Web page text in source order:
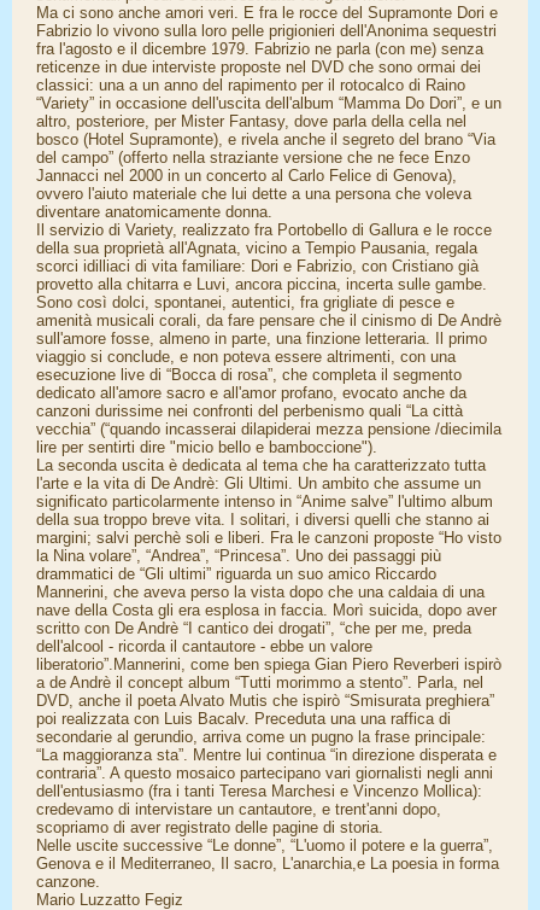
Ma ci sono anche amori veri. E fra le rocce del Supramonte Dori e
Fabrizio lo vivono sulla loro pelle prigionieri dell'Anonima sequestri
fra l'agosto e il dicembre 1979. Fabrizio ne parla (con me) senza
reticenze in due interviste proposte nel DVD che sono ormai dei
classici: una a un anno del rapimento per il rotocalco di Raino
“Variety” in occasione dell'uscita dell'album “Mamma Do Dori”, e un
altro, posteriore, per Mister Fantasy, dove parla della cella nel
bosco (Hotel Supramonte), e rivela anche il segreto del brano “Via
del campo” (offerto nella straziante versione che ne fece Enzo
Jannacci nel 2000 in un concerto al Carlo Felice di Genova),
ovvero l'aiuto materiale che lui dette a una persona che voleva
diventare anatomicamente donna.
Il servizio di Variety, realizzato fra Portobello di Gallura e le rocce
della sua proprietà all'Agnata, vicino a Tempio Pausania, regala
scorci idilliaci di vita familiare: Dori e Fabrizio, con Cristiano già
provetto alla chitarra e Luvi, ancora piccina, incerta sulle gambe.
Sono così dolci, spontanei, autentici, fra grigliate di pesce e
amenità musicali corali, da fare pensare che il cinismo di De Andrè
sull'amore fosse, almeno in parte, una finzione letteraria. Il primo
viaggio si conclude, e non poteva essere altrimenti, con una
esecuzione live di “Bocca di rosa”, che completa il segmento
dedicato all'amore sacro e all'amor profano, evocato anche da
canzoni durissime nei confronti del perbenismo quali “La città
vecchia” (“quando incasserai dilapiderai mezza pensione /diecimila
lire per sentirti dire "micio bello e bamboccione").
La seconda uscita è dedicata al tema che ha caratterizzato tutta
l'arte e la vita di De Andrè: Gli Ultimi. Un ambito che assume un
significato particolarmente intenso in “Anime salve” l'ultimo album
della sua troppo breve vita. I solitari, i diversi quelli che stanno ai
margini; salvi perchè soli e liberi. Fra le canzoni proposte “Ho visto
la Nina volare”, “Andrea”, “Princesa”. Uno dei passaggi più
drammatici de “Gli ultimi” riguarda un suo amico Riccardo
Mannerini, che aveva perso la vista dopo che una caldaia di una
nave della Costa gli era esplosa in faccia. Morì suicida, dopo aver
scritto con De Andrè “I cantico dei drogati”, “che per me, preda
dell'alcool - ricorda il cantautore - ebbe un valore
liberatorio”.Mannerini, come ben spiega Gian Piero Reverberi ispirò
a de Andrè il concept album “Tutti morimmo a stento”. Parla, nel
DVD, anche il poeta Alvato Mutis che ispirò “Smisurata preghiera”
poi realizzata con Luis Bacalv. Preceduta una una raffica di
secondarie al gerundio, arriva come un pugno la frase principale:
“La maggioranza sta”. Mentre lui continua “in direzione disperata e
contraria”. A questo mosaico partecipano vari giornalisti negli anni
dell'entusiasmo (fra i tanti Teresa Marchesi e Vincenzo Mollica):
credevamo di intervistare un cantautore, e trent'anni dopo,
scopriamo di aver registrato delle pagine di storia.
Nelle uscite successive “Le donne”, “L'uomo il potere e la guerra”,
Genova e il Mediterraneo, Il sacro, L'anarchia,e La poesia in forma
canzone.
Mario Luzzatto Fegiz